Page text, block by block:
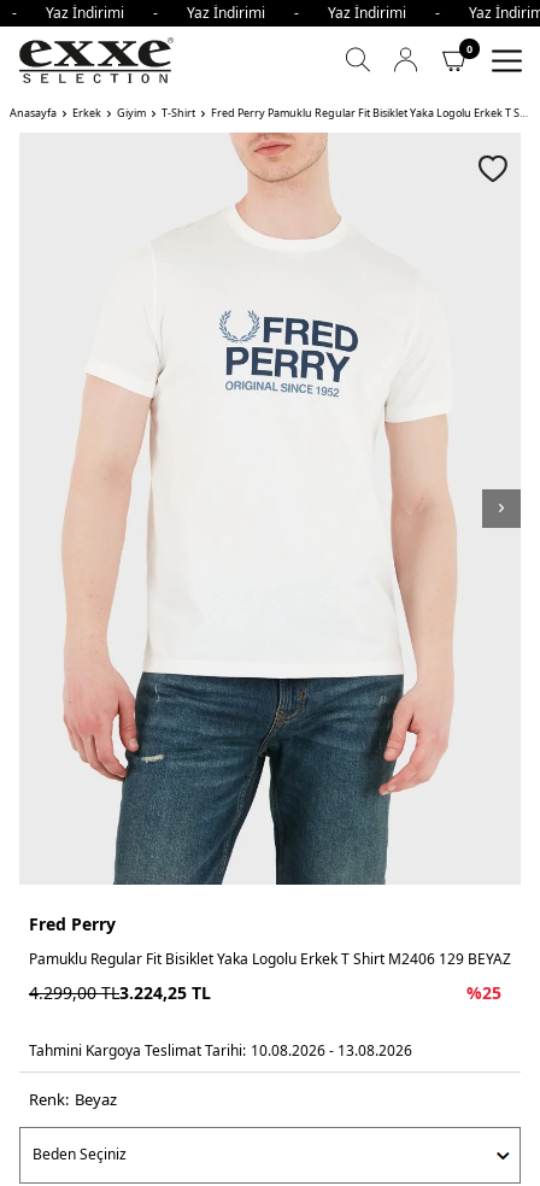
- Yaz İndirimi - Yaz İndirimi - Yaz İndirimi - Yaz
0
Anasayfa Erkek Giyim T-Shirt Fred Perry Pamuklu Regular Fit Bisiklet Yaka Logolu Erkek T Shirt
Fred Perry
Pamuklu Regular Fit Bisiklet Yaka Logolu Erkek T Shirt M2406 129 BEYAZ
4.299,00TL3.224,25 TL %25
Tahmini Kargoya Teslimat Tarihi: 10.08.2026 - 13.08.2026
Renk: beyaz